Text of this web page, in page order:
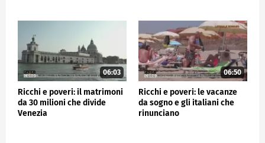
06:03
Ricchi e poveri: il matrimoni
da 30 milioni che divide
Venezia
06:50
Ricchi e poveri: le vacanze
da sogno e gli italiani che
rinunciano